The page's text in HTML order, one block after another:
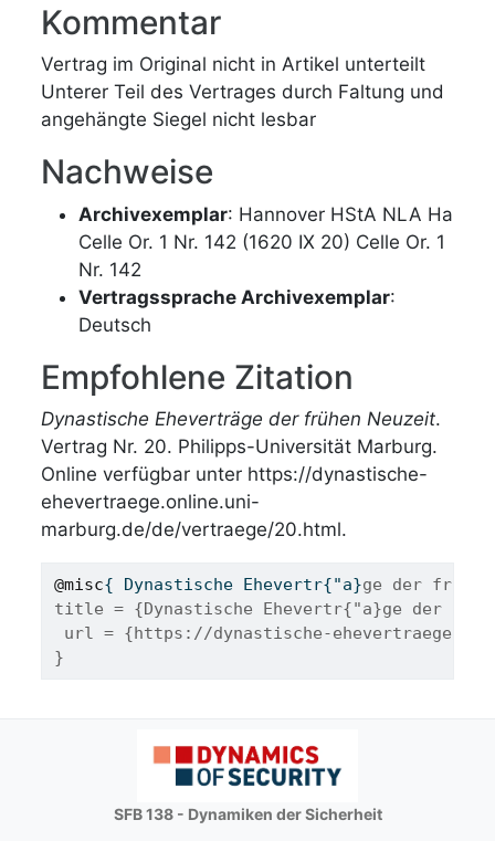
Kommentar
Vertrag im Original nicht in Artikel unterteilt
Unterer Teil des Vertrages durch Faltung und
angehängte Siegel nicht lesbar
Nachweise
Archivexemplar: Hannover HStA NLA Ha
Celle Or. 1 Nr. 142 (1620 IX 20) Celle Or. 1
Nr. 142
Vertragssprache Archivexemplar:
Deutsch
Empfohlene Zitation
Dynastische Eheverträge der frühen Neuzeit.
Vertrag Nr. 20. Philipps-Universität Marburg.
Online verfügbar unter https://dynastische-
ehevertraege.online.uni-
marburg.de/de/vertraege/20.html.
@misc{ Dynastische Ehevertr{"a}ge der
title = {Dynastische Ehevertr{"a}ge der
url = {https://dynastische-
}
SFB 138 - Dynamiken der Sicherheit